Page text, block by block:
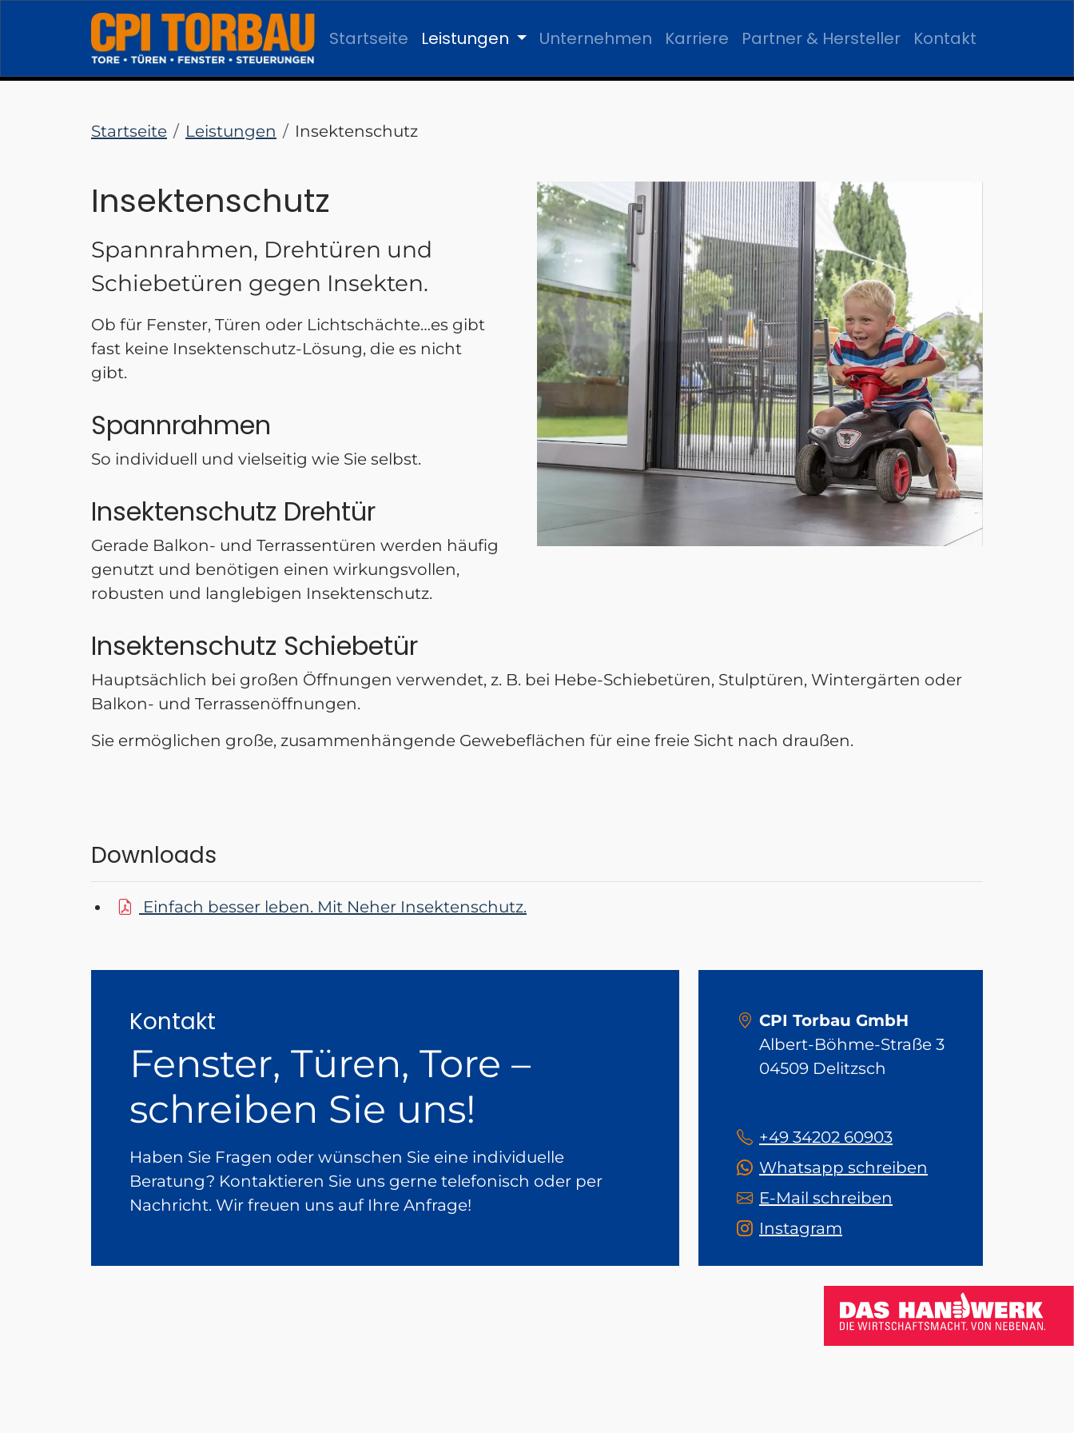
Startseite Leistungen Unternehmen Karriere Partner & Hersteller Kontakt
Startseite Leistungen Insektenschutz
Insektenschutz
Spannrahmen, Drehtüren und
Schiebetüren gegen Insekten.
Ob für Fenster, Türen oder Lichtschächte…es gibt
fast keine Insektenschutz-Lösung, die es nicht
gibt.
Spannrahmen
So individuell und vielseitig wie Sie selbst.
Insektenschutz Drehtür
Gerade Balkon- und Terrassentüren werden häufig
genutzt und benötigen einen wirkungsvollen,
robusten und langlebigen Insektenschutz.
Insektenschutz Schiebetür
Hauptsächlich bei großen Öffnungen verwendet, z. B. bei Hebe-Schiebetüren, Stulptüren, Wintergärten oder
Balkon- und Terrassenöffnungen.
Sie ermöglichen große, zusammenhängende Gewebeflächen für eine freie Sicht nach draußen.
Downloads
Einfach besser leben. Mit Neher Insektenschutz.
Kontakt
Fenster, Türen, Tore –
schreiben Sie uns!
Haben Sie Fragen oder wünschen Sie eine individuelle
Beratung? Kontaktieren Sie uns gerne telefonisch oder per
Nachricht. Wir freuen uns auf Ihre Anfrage!
CPI Torbau GmbH
Albert-Böhme-Straße 3
04509 Delitzsch
+49 34202 60903
Whatsapp schreiben
E-Mail schreiben
Instagram